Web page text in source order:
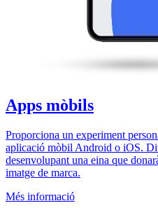
Apps mòbils
Proporciona un experiment
aplicació mòbil Android o iOS.
desenvolupant una eina que
imatge de marca.
Més informació